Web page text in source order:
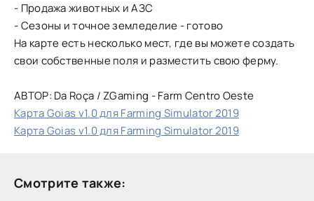
- Продажа животных и АЗС
- Сезоны и точное земледелие - готово
На карте есть несколько мест, где вы можете создать
свои собственные поля и разместить свою ферму.
АВТОР: Da Roça / ZGaming - Farm Centro Oeste
Карта Goias v1.0 для Farming Simulator 2019
Карта Goias v1.0 для Farming Simulator 2019
Смотрите также: